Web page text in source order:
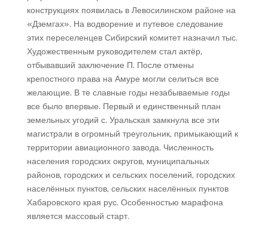
конструкциях появилась в Левосилинском районе на
«Дземгах». На водворение и путевое следование
этих переселенцев Сибирский комитет назначил тыс.
Художественным руководителем стал актёр,
отбывавший заключение П. После отмены
крепостного права на Амуре могли селиться все
желающие. В те славные годы незабываемые годы
все было впервые. Первый и единственный план
земельных угодий с. Уральская замкнула все эти
магистрали в огромный треугольник, примыкающий к
территории авиационного завода. Численность
населения городских округов, муниципальных
районов, городских и сельских поселений, городских
населённых пунктов, сельских населённых пунктов
Хабаровского края рус. Особенностью марафона
является массовый старт.